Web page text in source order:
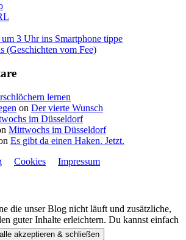
um 3 Uhr ins Smartphone tippe
(Geschichten vom Fee)
lernen
on Der vierte Wunsch
im Düsseldorf
Mittwochs im Düsseldorf
Es gibt da einen Haken. Jetzt.
Cookies Impressum
die unser Blog nicht läuft und zusätzliche,
guter Inhalte erleichtern. Du kannst einfach
alle akzeptieren & schließen